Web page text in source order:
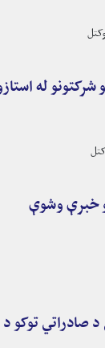
له
خبرې وشوې
توکو